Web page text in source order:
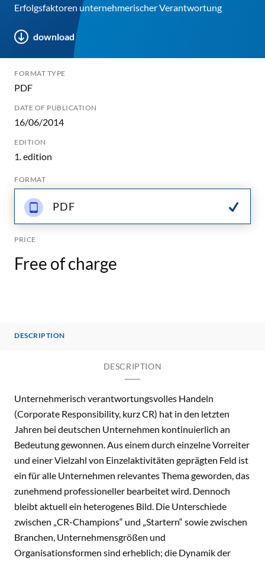
Erfolgsfaktoren unternehmerischer Verantwortung
download
FORMAT TYPE
PDF
DATE OF PUBLICATION
16/06/2014
EDITION
1. edition
FORMAT
PDF
PRICE
Free of charge
DESCRIPTION
DESCRIPTION
Unternehmerisch verantwortungsvolles Handeln
(Corporate Responsibility, kurz CR) hat in den letzten
Jahren bei deutschen Unternehmen kontinuierlich an
Bedeutung gewonnen. Aus einem durch einzelne Vorreiter
und einer Vielzahl von Einzelaktivitäten geprägten Feld ist
ein für alle Unternehmen relevantes Thema geworden, das
zunehmend professioneller bearbeitet wird. Dennoch
bleibt aktuell ein heterogenes Bild. Die Unterschiede
zwischen „CR-Champions“ und „Startern“ sowie zwischen
Branchen, Unternehmensgrößen und
Organisationsformen sind erheblich; die Dynamik der